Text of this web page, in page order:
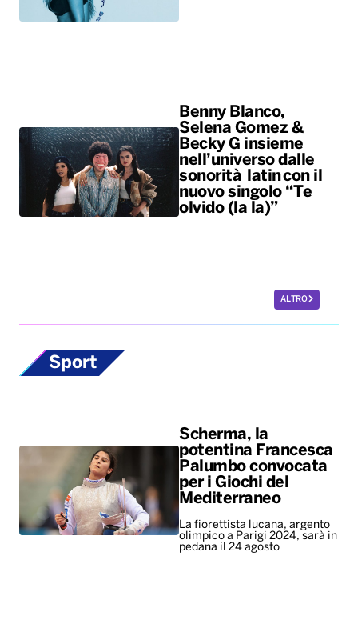
Benny Blanco,
Selena Gomez &
Becky G insieme
nell’universo dalle
sonorità latin con il
nuovo singolo “Te
olvido (la la)”
ALTRO
Sport
Scherma, la
potentina Francesca
Palumbo convocata
per i Giochi del
Mediterraneo
La fiorettista lucana, argento
olimpico a Parigi 2024, sarà in
pedana il 24 agosto